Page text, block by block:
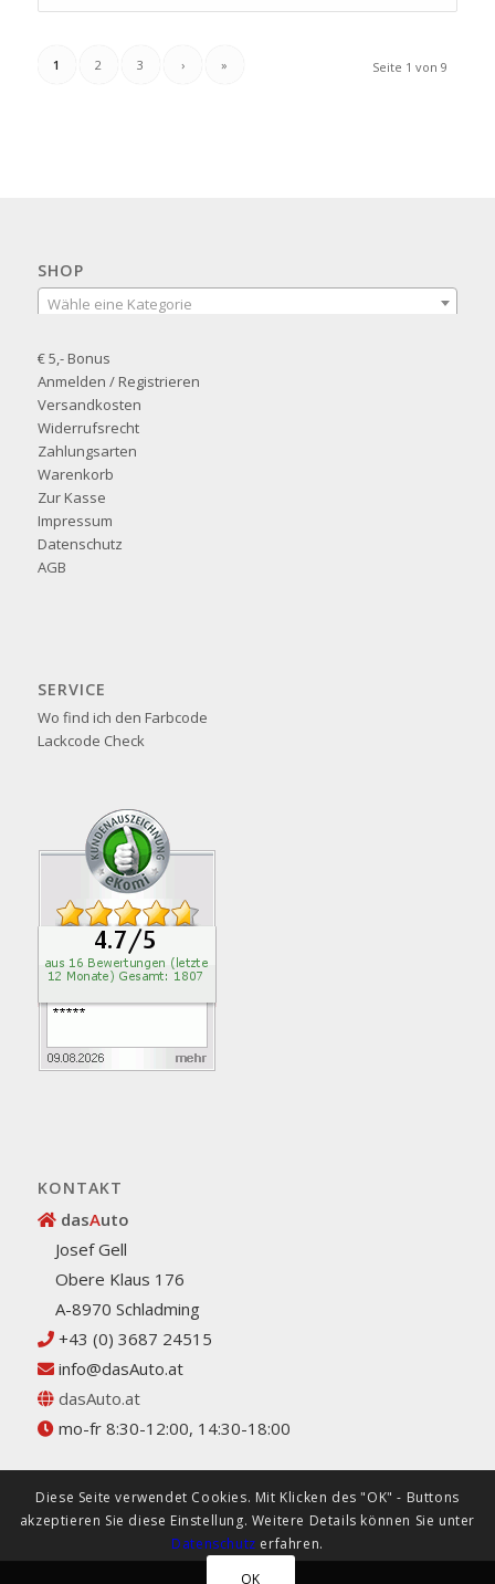
Seite 1 von 9
1 2 3 › »
SHOP
Wähle eine Kategorie
€ 5,- Bonus
Anmelden / Registrieren
Versandkosten
Widerrufsrecht
Zahlungsarten
Warenkorb
Zur Kasse
Impressum
Datenschutz
AGB
SERVICE
Wo find ich den Farbcode
Lackcode Check
KONTAKT
dasAuto
Josef Gell
Obere Klaus 176
A-8970 Schladming
+43 (0) 3687 24515
info@dasAuto.at
dasAuto.at
mo-fr 8:30-12:00, 14:30-18:00
Diese Seite verwendet Cookies. Mit Klicken des "OK" - Buttons
akzeptieren Sie diese Einstellung. Weitere Details können Sie unter
Datenschutz erfahren.
OK